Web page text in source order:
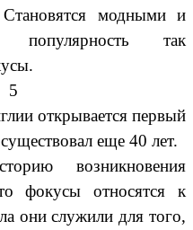
Становятся модными и
популярность так
5
открывается первый
еще 40 лет.
возникновения
фокусы относятся к
они служили для того,